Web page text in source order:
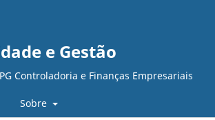
e Gestão
Controladoria e Finanças Empresariais
Sobre